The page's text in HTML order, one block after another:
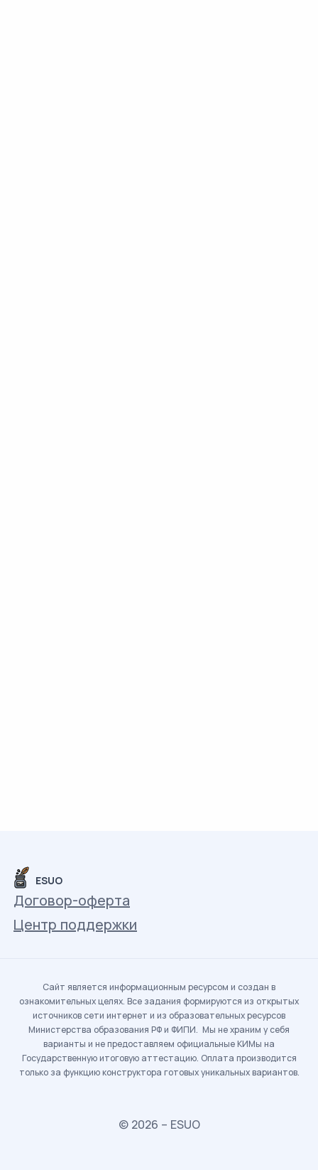
ESUO
Договор-оферта
Центр поддержки
Сайт является информационным ресурсом и создан в
ознакомительных целях. Все задания формируются из открытых
источников сети интернет и из образовательных ресурсов
Министерства образования РФ и ФИПИ. Мы не храним у себя
варианты и не предоставляем официальные КИМы на
Государственную итоговую аттестацию. Оплата производится
только за функцию конструктора готовых уникальных вариантов.
© 2026 – ESUO